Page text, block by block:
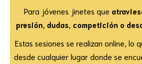
Para jóvenes jinetes que
presión, dudas, competición o
Estas sesiones se realizan online, lo
desde cualquier lugar donde se